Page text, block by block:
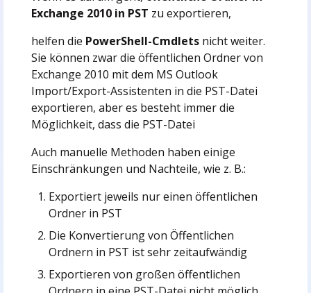
Exchange 2010 in PST zu exportieren,
helfen die PowerShell-Cmdlets nicht weiter.
Sie können zwar die öffentlichen Ordner von
Exchange 2010 mit dem MS Outlook
Import/Export-Assistenten in die PST-Datei
exportieren, aber es besteht immer die
Möglichkeit, dass die PST-Datei
Auch manuelle Methoden haben einige
Einschränkungen und Nachteile, wie z. B.:
Exportiert jeweils nur einen öffentlichen
Ordner in PST
Die Konvertierung von Öffentlichen
Ordnern in PST ist sehr zeitaufwändig
Exportieren von großen öffentlichen